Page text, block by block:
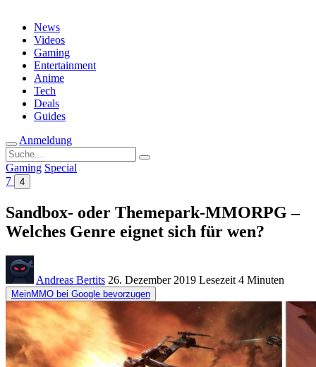
News
Videos
Gaming
Entertainment
Anime
Tech
Deals
Guides
Anmeldung
Suche
nach:
Gaming Special
7
4
Sandbox- oder Themepark-MMORPG –
Welches Genre eignet sich für wen?
Andreas Bertits 26. Dezember 2019 Lesezeit 4 Minuten
MeinMMO bei Google bevorzugen